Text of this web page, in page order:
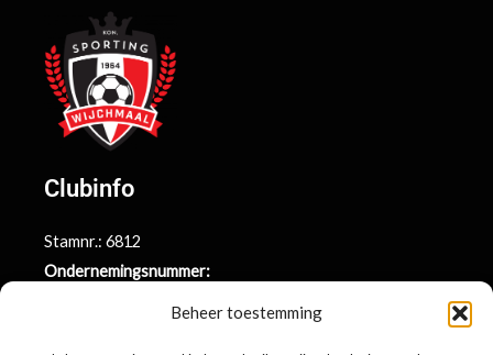
Beheer toestemming
Clubinfo
Stamnr.: 6812
Ondernemingsnummer: